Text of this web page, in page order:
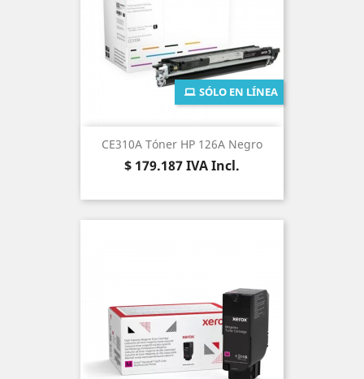
CE310A Tóner HP 126A Negro
Precio
$ 179.187IVA Incl.
SÓLO EN LÍNEA